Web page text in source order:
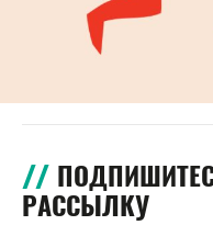
РАССЫЛКУ